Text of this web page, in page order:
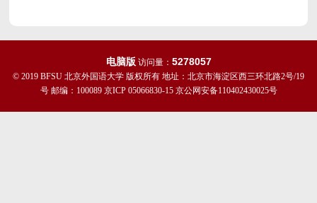
电脑版访问量： 5278057
© 2019 BFSU 北京外国语大学 版权所有 地址：北京市海淀区西三环北路2号/19
号 邮编：100089 京ICP 05066830-15 京公网安备110402430025号